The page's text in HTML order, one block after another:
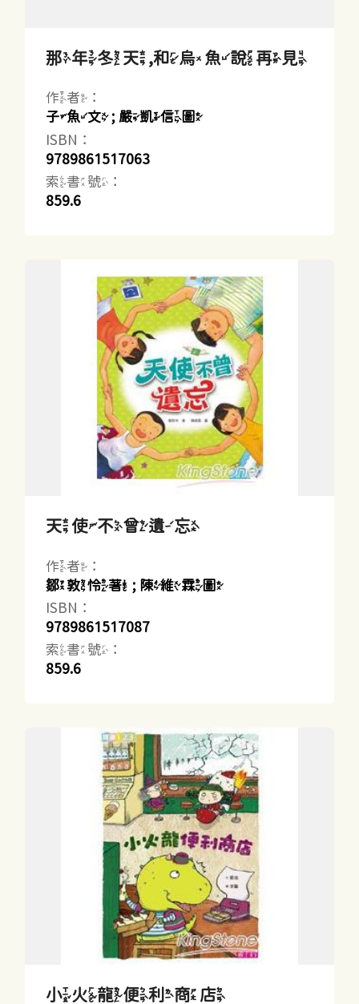
那年冬天,和烏魚說再見
作者：
子魚文 ; 嚴凱信圖
ISBN：
9789861517063
索書號：
859.6
天使不曾遺忘
作者：
鄒敦怜著 ; 陳維霖圖
ISBN：
9789861517087
索書號：
859.6
小火龍便利商店